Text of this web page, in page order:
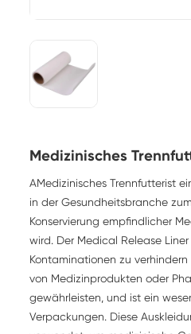
Medizinisches
AMedizinisches Trennfutterist
in der Gesundheitsbranche
Konservierung empfindlicher
wird. Der Medical Release
Kontaminationen zu
von Medizinprodukten oder
gewährleisten, und ist ein
Verpackungen. Diese